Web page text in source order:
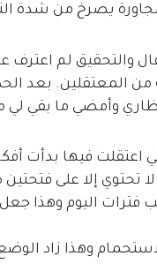
يصرخ من شدة
والتحقيق لم اعترف
المعتقلين. بعد
وأمضي ما بقي لي
اعتقلت فيها بدأت
تحتوي إلا على
فترات اليوم وهذا
وهذا زاد